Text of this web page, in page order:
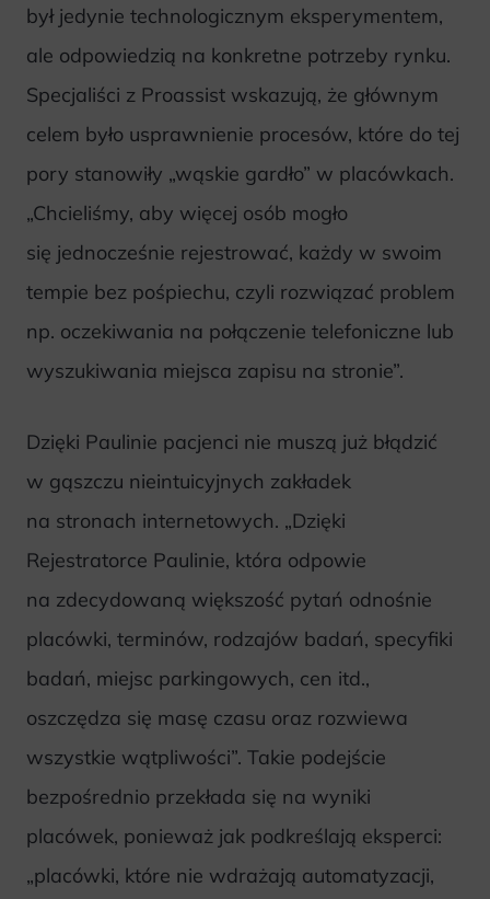
był jedynie technologicznym eksperymentem,
ale odpowiedzią na konkretne potrzeby rynku.
Specjaliści z Proassist wskazują, że głównym
celem było usprawnienie procesów, które do tej
pory stanowiły „wąskie gardło” w placówkach.
„Chcieliśmy, aby więcej osób mogło
się jednocześnie rejestrować, każdy w swoim
tempie bez pośpiechu, czyli rozwiązać problem
np. oczekiwania na połączenie telefoniczne lub
wyszukiwania miejsca zapisu na stronie”.
Dzięki Paulinie pacjenci nie muszą już błądzić
w gąszczu nieintuicyjnych zakładek
na stronach internetowych. „Dzięki
Rejestratorce Paulinie, która odpowie
na zdecydowaną większość pytań odnośnie
placówki, terminów, rodzajów badań, specyfiki
badań, miejsc parkingowych, cen itd.,
oszczędza się masę czasu oraz rozwiewa
wszystkie wątpliwości”. Takie podejście
bezpośrednio przekłada się na wyniki
placówek, ponieważ jak podkreślają eksperci:
„placówki, które nie wdrażają automatyzacji,